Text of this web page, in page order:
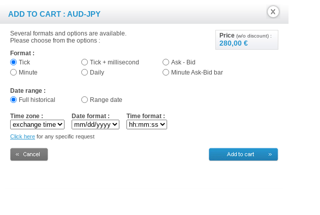
ADD TO CART : AUD-JPY